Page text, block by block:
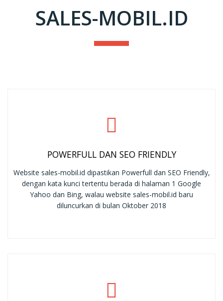
SALES-MOBIL.ID
POWERFULL DAN SEO FRIENDLY
Website sales-mobil.id dipastikan Powerfull dan SEO Friendly,
dengan kata kunci tertentu berada di halaman 1 Google
Yahoo dan Bing, walau website sales-mobil.id baru
diluncurkan di bulan Oktober 2018